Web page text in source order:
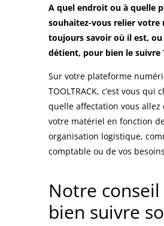
A quel endroit ou à quelle
souhaitez-vous relier votre
toujours savoir où il est,
détient, pour bien le suivre
Sur votre plateforme
TOOLTRACK, c’est vous qui
quelle affectation vous allez
votre matériel en fonction
organisation logistique,
comptable ou de vos
Notre
bien suivre